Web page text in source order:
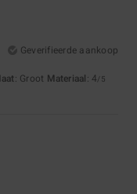
Geverifieerde aankoop
: Groot Materiaal: 4/5